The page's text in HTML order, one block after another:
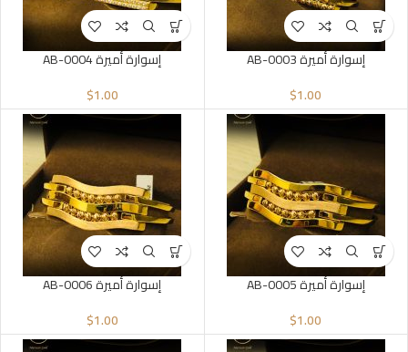
إسوارة أميرة AB-0003
$1.00
إسوارة أميرة AB-0004
$1.00
إسوارة أميرة AB-0005
$1.00
إسوارة أميرة AB-0006
$1.00